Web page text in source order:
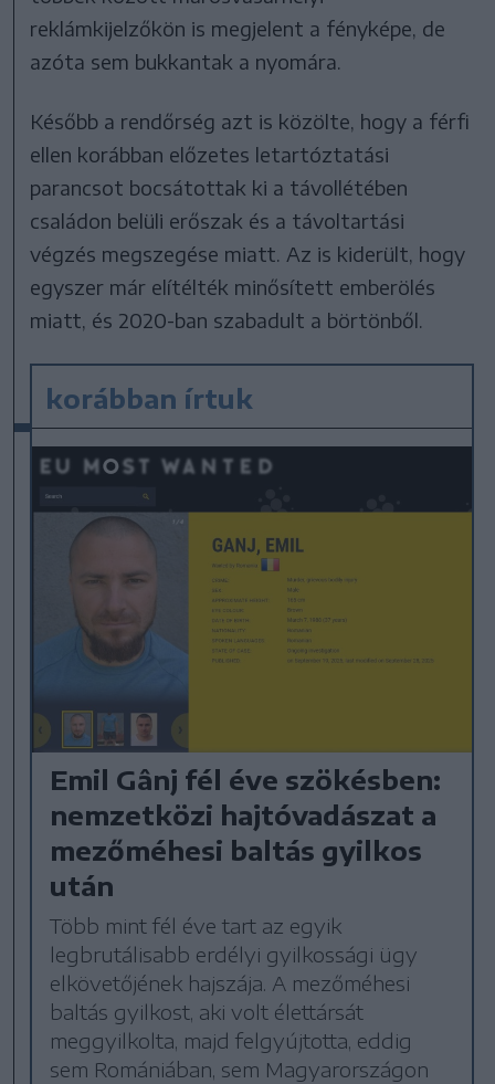
reklámkijelzőkön is megjelent a fényképe, de
azóta sem bukkantak a nyomára.
Később a rendőrség azt is közölte, hogy a férfi
ellen korábban előzetes letartóztatási
parancsot bocsátottak ki a távollétében
családon belüli erőszak és a távoltartási
végzés megszegése miatt. Az is kiderült, hogy
egyszer már elítélték minősített emberölés
miatt, és 2020-ban szabadult a börtönből.
korábban írtuk
Emil Gânj fél éve szökésben:
nemzetközi hajtóvadászat a
mezőméhesi baltás gyilkos
után
Több mint fél éve tart az egyik
legbrutálisabb erdélyi gyilkossági ügy
elkövetőjének hajszája. A mezőméhesi
baltás gyilkost, aki volt élettársát
meggyilkolta, majd felgyújtotta, eddig
sem Romániában, sem Magyarországon